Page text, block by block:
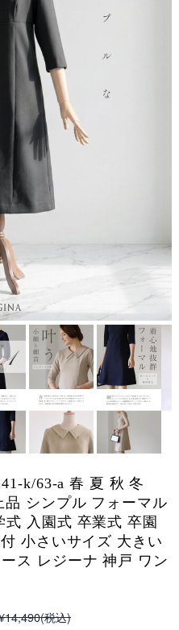
k/63-a 春 夏 秋 冬
シンプル フォーマル
入園式 卒業式 卒園
小さいサイズ 大きい
ス レジーナ 神戸 ワン
(税込)